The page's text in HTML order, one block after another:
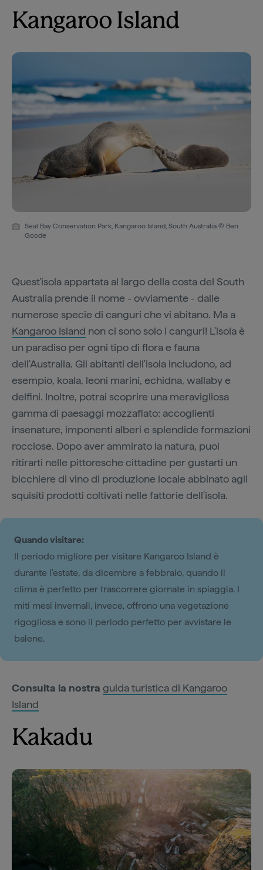
Kangaroo Island
Seal Bay Conservation Park, Kangaroo Island, South Australia © Ben
Goode
Quest'isola appartata al largo della costa del South
Australia prende il nome - ovviamente - dalle
numerose specie di canguri che vi abitano. Ma a
Kangaroo Island non ci sono solo i canguri! L'isola è
un paradiso per ogni tipo di flora e fauna
dell'Australia. Gli abitanti dell'isola includono, ad
esempio, koala, leoni marini, echidna, wallaby e
delfini. Inoltre, potrai scoprire una meravigliosa
gamma di paesaggi mozzafiato: accoglienti
insenature, imponenti alberi e splendide formazioni
rocciose. Dopo aver ammirato la natura, puoi
ritirarti nelle pittoresche cittadine per gustarti un
bicchiere di vino di produzione locale abbinato agli
squisiti prodotti coltivati nelle fattorie dell'isola.
Quando visitare:
Il periodo migliore per visitare Kangaroo Island è
durante l'estate, da dicembre a febbraio, quando il
clima è perfetto per trascorrere giornate in spiaggia. I
miti mesi invernali, invece, offrono una vegetazione
rigogliosa e sono il periodo perfetto per avvistare le
balene.
Consulta la nostra guida turistica di Kangaroo
Island
Kakadu